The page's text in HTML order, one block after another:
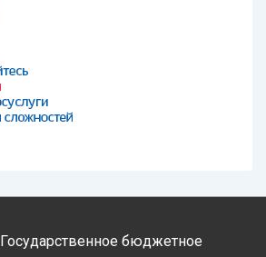
Государственное бюджетное